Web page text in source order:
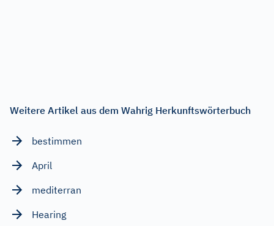
Weitere Artikel aus dem Wahrig Herkunftswörterbuch
bestimmen
April
mediterran
Hearing